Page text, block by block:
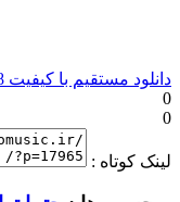
دانلود مستقیم با کیفیت 128
0
0
لینک کوتاه :